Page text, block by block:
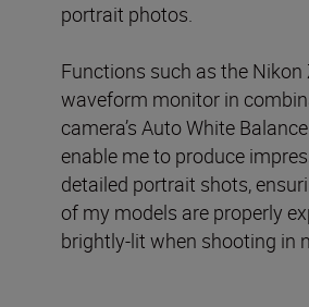
portrait photos.
Functions such as the Nikon
waveform monitor in
camera’s Auto White
enable me to produce
detailed portrait shots,
of my models are properly
brightly-lit when shooting in